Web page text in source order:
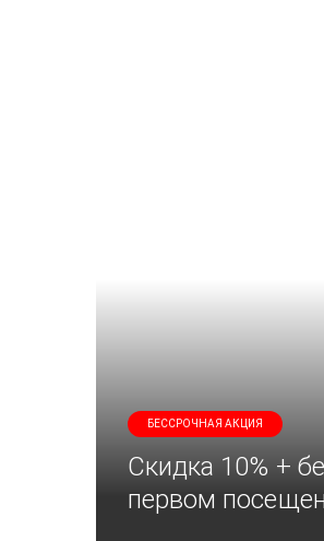
БЕССРОЧНАЯ АКЦИЯ
Скидка 10% +
первом